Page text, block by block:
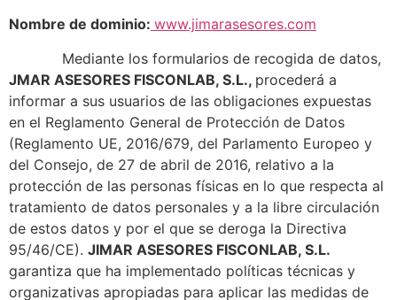
Nombre de dominio: www.jimarasesores.com
Mediante los formularios de recogida de datos,
JMAR ASESORES FISCONLAB, S.L., procederá a
informar a sus usuarios de las obligaciones expuestas
en el Reglamento General de Protección de Datos
(Reglamento UE, 2016/679, del Parlamento Europeo y
del Consejo, de 27 de abril de 2016, relativo a la
protección de las personas físicas en lo que respecta al
tratamiento de datos personales y a la libre circulación
de estos datos y por el que se deroga la Directiva
95/46/CE). JIMAR ASESORES FISCONLAB, S.L.
garantiza que ha implementado políticas técnicas y
organizativas apropiadas para aplicar las medidas de